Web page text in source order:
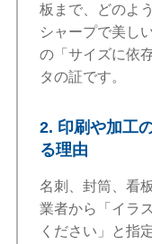
板まで、どのよ
シャープで美し
の「サイズに依
タの証です。
2. 印刷や加工
る理由
名刺、封筒、看
業者から「イラ
ください」と指